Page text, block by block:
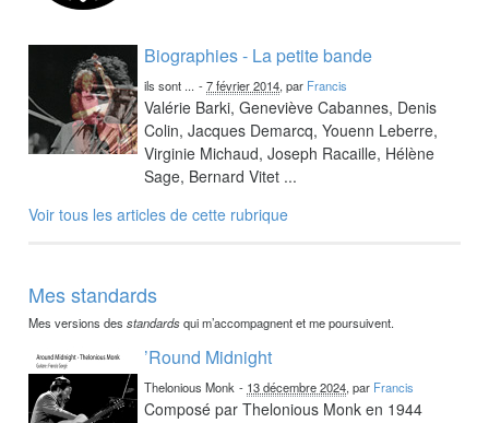
Biographies - La petite bande
ils sont ... -7 février 2014, par Francis
Valérie Barki, Geneviève Cabannes, Denis
Colin, Jacques Demarcq, Youenn Leberre,
Virginie Michaud, Joseph Racaille, Hélène
Sage, Bernard Vitet ...
Voir tous les articles de cette rubrique
Mes standards
Mes versions desstandardsqui m’accompagnent et me poursuivent.
’Round Midnight
Thelonious Monk - 13 décembre 2024, par Francis
Composé par Thelonious Monk en 1944